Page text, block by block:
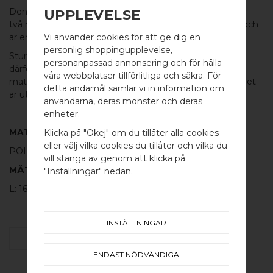
WELCOME TO
BB SWEDEN HARDWARE
Välj land / Choose country
Denna underbara skulptur, STURE är sammanlindade av
två ringar. Det solida materialet ger en gedigen känsla och
är en vacker dekoration i hemmet.
Sture består av rörliga delar och
därför förekommer friktionsrepor samt ojämnheter i
materialet som gör att ytskiktet inte är perfekt. Materialet
är utan lack eller annan ytbehandling.
MATERIAL
POLERAD MÄSSING
MÅTT
L: 160MM B: 120MM H: 90MM
UPPLEVELSE
Vi använder cookies för att ge dig en
personlig shoppingupplevelse,
personanpassad annonsering och för hålla
våra webbplatser tillförlitliga och säkra. För
detta ändamål samlar vi in information om
användarna, deras mönster och deras
enheter.
Klicka på "Okej" om du tillåter alla cookies
eller välj vilka cookies du tillåter och vilka du
vill stänga av genom att klicka på
"Inställningar" nedan.
INSTÄLLNINGAR
ENDAST NÖDVÄNDIGA